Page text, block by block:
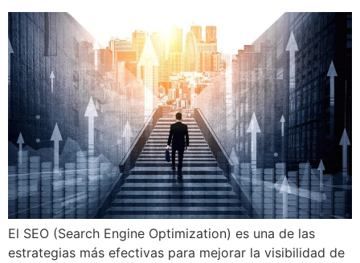
El SEO (Search Engine Optimization) es una de las
estrategias más efectivas para mejorar la visibilidad de